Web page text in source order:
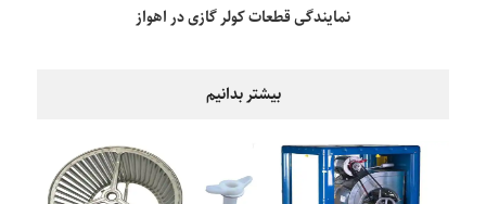
نمایندگی قطعات کولر گازی در اهواز
بیشتر بدانیم